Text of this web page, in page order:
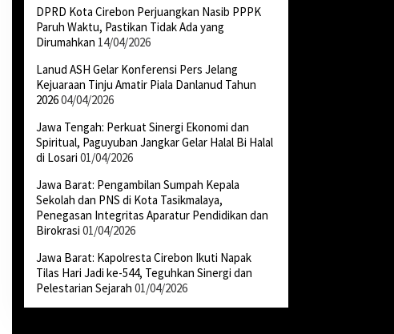
DPRD Kota Cirebon Perjuangkan Nasib PPPK
Paruh Waktu, Pastikan Tidak Ada yang
Dirumahkan 14/04/2026
Lanud ASH Gelar Konferensi Pers Jelang
Kejuaraan Tinju Amatir Piala Danlanud Tahun
202604/04/2026
Jawa Tengah: Perkuat Sinergi Ekonomi dan
Spiritual, Paguyuban Jangkar Gelar Halal Bi Halal
di Losari 01/04/2026
Jawa Barat: Pengambilan Sumpah Kepala
Sekolah dan PNS di Kota Tasikmalaya,
Penegasan Integritas Aparatur Pendidikan dan
Birokrasi 01/04/2026
Jawa Barat: Kapolresta Cirebon Ikuti Napak
Tilas Hari Jadi ke-544, Teguhkan Sinergi dan
Pelestarian Sejarah 01/04/2026